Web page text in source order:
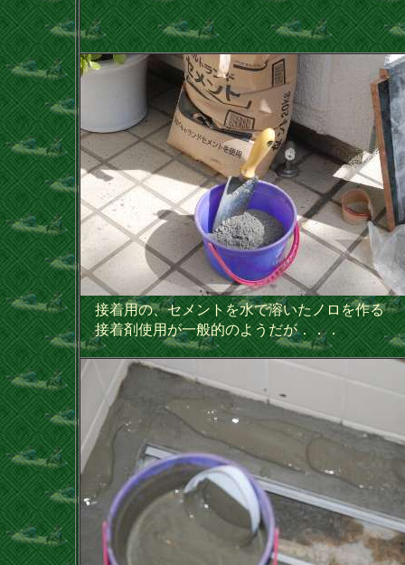
接着用の、セメントを水で溶いたノロを作る
接着剤使用が一般的のようだが．．．